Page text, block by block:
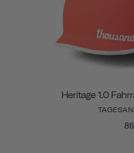
Heritage 1.0